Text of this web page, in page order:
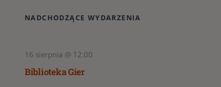
NADCHODZĄCE WYDARZENIA
16 sierpnia @ 12:00
Biblioteka Gier